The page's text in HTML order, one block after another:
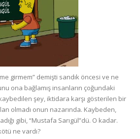
girmem” demişti sandık öncesi ve ne
ona bağlamış insanların çoğundaki
şey, iktidara karşı gösterilen bir
olmadı onun nazarında. Kaybeden,
gibi, “Mustafa Sarıgül”dü. O kadar.
ne vardı?